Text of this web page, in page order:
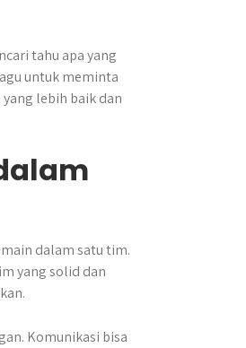
tahu apa yang
untuk meminta
lebih baik dan
dalam satu tim.
yang solid dan
Komunikasi bisa